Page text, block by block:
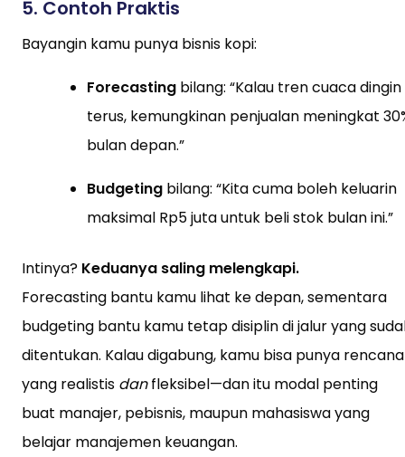
5. Contoh Praktis
Bayangin kamu punya bisnis kopi:
Forecasting bilang: “Kalau tren cuaca dingin
terus, kemungkinan penjualan meningkat
bulan depan.”
Budgeting bilang: “Kita cuma boleh keluarin
maksimal Rp5 juta untuk beli stok bulan ini.”
Intinya? Keduanya saling melengkapi.
Forecasting bantu kamu lihat ke depan, sementara
budgeting bantu kamu tetap disiplin di jalur yang
ditentukan. Kalau digabung, kamu bisa punya rencana
yang realistis danfleksibel—dan itu modal penting
buat manajer, pebisnis, maupun mahasiswa yang
belajar manajemen keuangan.